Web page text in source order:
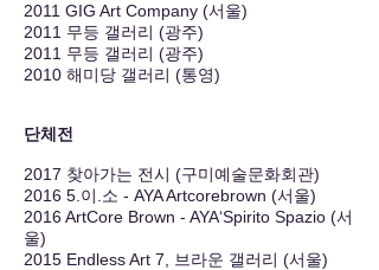
2011 GIG Art Company (서울)
2011 무등 갤러리 (광주)
2011 무등 갤러리 (광주)
2010 해미당 갤러리 (통영)
단체전
2017 찾아가는 전시 (구미예술문화회관)​
2016 5.이.소 - AYA Artcorebrown (서울)
2016 ArtCore Brown - AYA‘Spirito Spazio (서
울)
2015 Endless Art 7, 브라운 갤러리 (서울)